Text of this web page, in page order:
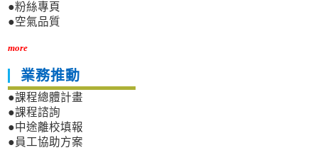
●粉絲專頁
●空氣品質
more
業務推動
●課程總體計畫
●課程諮詢
●中途離校填報
●員工協助方案